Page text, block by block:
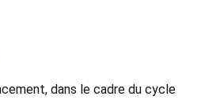
dans le cadre du cycle